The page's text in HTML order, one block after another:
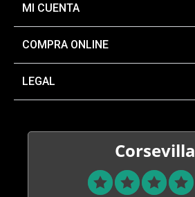
MI CUENTA
COMPRA ONLINE
LEGAL
Corsevilla